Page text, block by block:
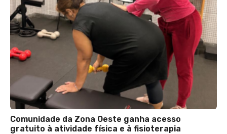
Comunidade da Zona Oeste ganha acesso
gratuito à atividade física e à fisioterapia